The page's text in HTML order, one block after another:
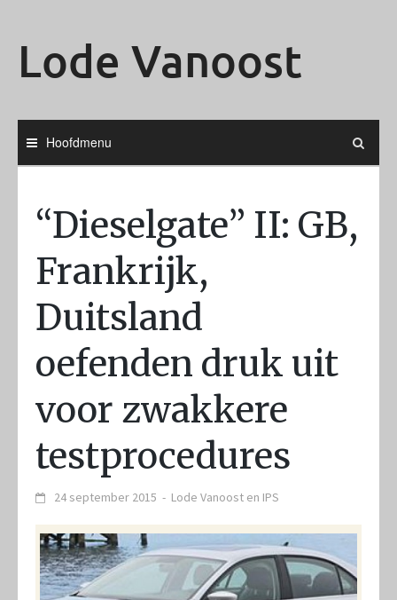
Lode Vanoost
Hoofdmenu
“Dieselgate” II: GB,
Frankrijk,
Duitsland
oefenden druk uit
voor zwakkere
testprocedures
24 september 2015 - Lode Vanoost en IPS